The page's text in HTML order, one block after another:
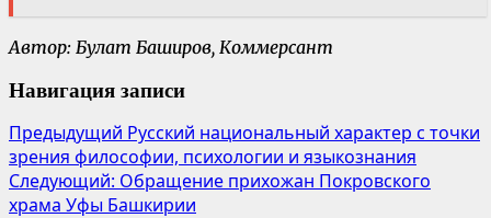
Автор: Булат Баширов, Коммерсант
Навигация записи
Предыдущий Русский национальный характер с точки
зрения философии, психологии и языкознания
Следующий: Обращение прихожан Покровского
храма Уфы Башкирии